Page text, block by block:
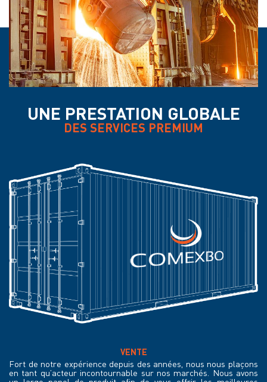
UNE PRESTATION GLOBALE
DES SERVICES PREMIUM
VENTE
Fort de notre expérience depuis des années, nous nous plaçons
en tant qu’acteur incontournable sur nos marchés. Nous avons